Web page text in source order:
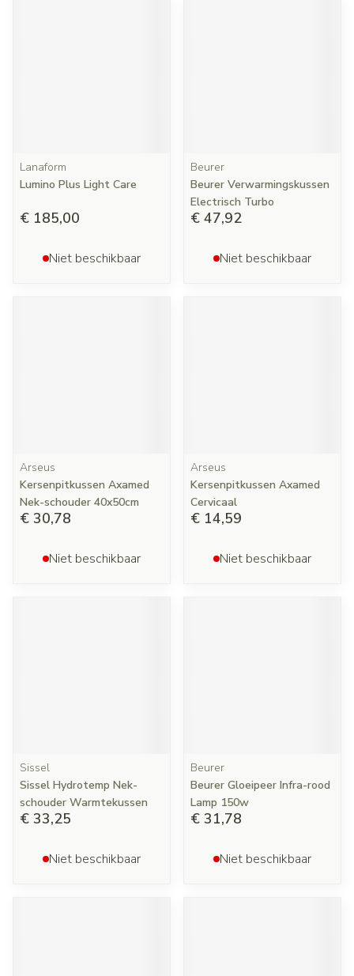
Lanaform
Lumino Plus Light Care
€ 185,00
Niet beschikbaar
Beurer
Beurer Verwarmingskussen
Electrisch Turbo
€ 47,92
Niet beschikbaar
Arseus
Kersenpitkussen Axamed
Nek-schouder 40x50cm
€ 30,78
Niet beschikbaar
Arseus
Kersenpitkussen Axamed
Cervicaal
€ 14,59
Niet beschikbaar
Sissel
Sissel Hydrotemp Nek-
schouder Warmtekussen
€ 33,25
Niet beschikbaar
Beurer
Beurer Gloeipeer Infra-rood
Lamp 150w
€ 31,78
Niet beschikbaar